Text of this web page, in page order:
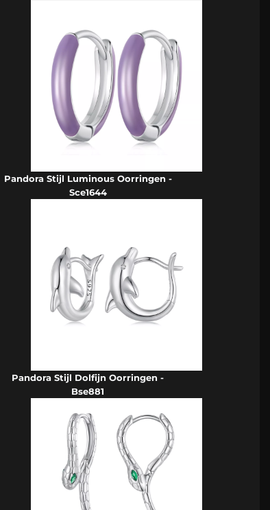
Pandora Stijl Luminous Oorringen -
Sce1644
Pandora Stijl Dolfijn Oorringen -
Bse881